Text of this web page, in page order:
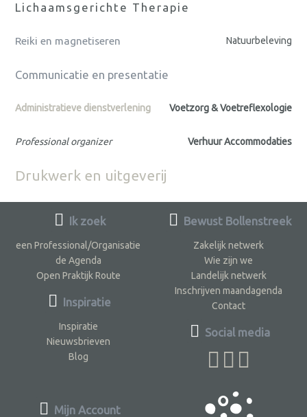
Lichaamsgerichte Therapie
Reiki en magnetiseren Natuurbeleving
Communicatie en presentatie
Administratieve dienstverlening Voetzorg & Voetreflexologie
Professional organizer Verhuur Accommodaties
Drukwerk en uitgeverij
Ik zoek
een Professional/Organisatie
de Agenda
Open Praktijk Route
Inspiratie
Inspiratie
Nieuwsbrieven
Blog
Bewust Bollenstreek
Zakelijk netwerk
Wie zijn we
Landelijk netwerk
Inschrijven maandagenda
Contact
Social media
Mijn Account